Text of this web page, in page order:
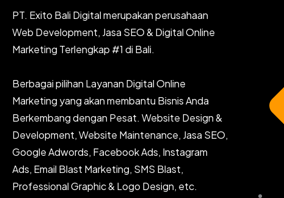
PT. Exito Bali Digital merupakan perusahaan
Web Development, Jasa SEO & Digital Online
Marketing Terlengkap #1 di Bali.
Berbagai pilihan Layanan Digital Online
Marketing yang akan membantu Bisnis Anda
Berkembang dengan Pesat. Website Design &
Development, Website Maintenance, Jasa SEO,
Google Adwords, Facebook Ads, Instagram
Ads, Email Blast Marketing, SMS Blast,
Professional Graphic & Logo Design, etc.